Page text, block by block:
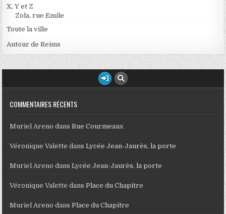
X, Y et Z
Zola, rue Emile
Toute la ville
Autour de Reims
COMMENTAIRES RÉCENTS
Muriel Areno dansRue Courmeaux
Véronique Valette dansLycée Jean-Jaurès, la porte
Muriel Areno dansLycée Jean-Jaurès, la porte
Véronique Valette dansPlace du Chapitre
Muriel Areno dansPlace du Chapitre